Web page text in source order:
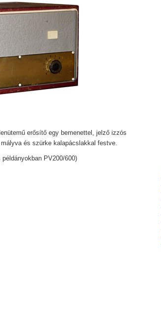
erősítő egy bemenettel, jelző izzós
és szürke kalapácslakkal festve.
PV200/600)